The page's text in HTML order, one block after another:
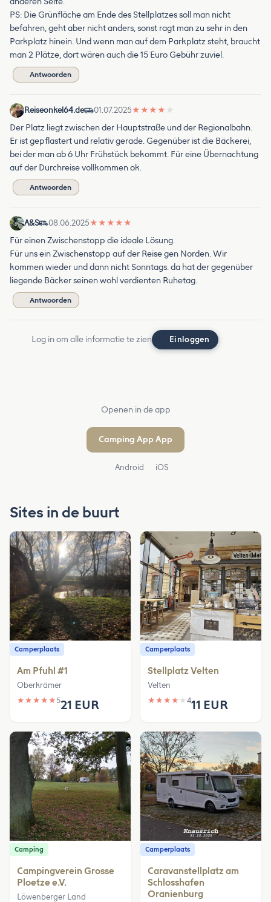
PS: Die Grünfläche am Ende des Stellplatzes soll man nicht
befahren, geht aber nicht anders, sonst ragt man zu sehr in den
Parkplatz hinein. Und wenn man auf dem Parkplatz steht, braucht
man 2 Plätze, dort wären auch die 15 Euro Gebühr zuviel.
Antwoorden
Reiseonkel64.de 01.07.2025★ ★ ★ ★ ★
Der Platz liegt zwischen der Hauptstraße und der Regionalbahn.
Er ist gepflastert und relativ gerade. Gegenüber ist die Bäckerei,
bei der man ab 6 Uhr Frühstück bekommt. Für eine Übernachtung
auf der Durchreise vollkommen ok.
Antwoorden
A&S 08.06.2025★ ★ ★ ★ ★
Für einen Zwischenstopp die ideale Lösung.
Für uns ein Zwischenstopp auf der Reise gen Norden. Wir
kommen wieder und dann nicht Sonntags. da hat der gegenüber
liegende Bäcker seinen wohl verdienten Ruhetag.
Antwoorden
Log in om alle informatie te zien Einloggen
Openen in de app
Camping App App
Android iOS
Sites in de buurt
Camperplaats
Am Pfuhl #1
Oberkrämer
★ ★ ★ ★ ★521 EUR
Camperplaats
Stellplatz Velten
Velten
★ ★ ★ ★ ★ 411 EUR
Camping
Campingverein Grosse
Ploetze e.V.
Löwenberger Land
Camperplaats
Caravanstellplatz am
Schlosshafen
Oranienburg